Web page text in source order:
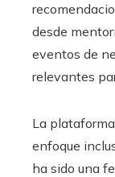
desde
eventos de
relevantes
La
enfoque
ha sido una